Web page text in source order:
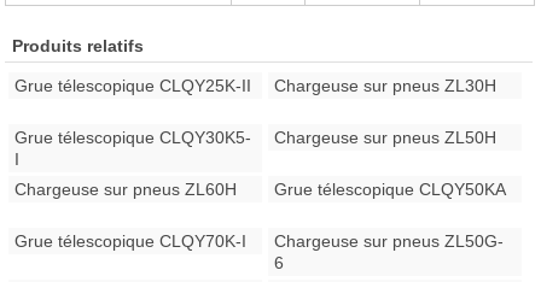
Produits relatifs
Grue télescopique CLQY25K-II Chargeuse sur pneus ZL30H
Grue télescopique CLQY30K5-
I
Chargeuse sur pneus ZL50H
Chargeuse sur pneus ZL60H Grue télescopique CLQY50KA
Grue télescopique CLQY70K-I
Chargeuse sur pneus ZL50G-
6